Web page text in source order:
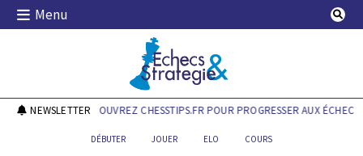
Skip
Menu
Echecs & Stratégie
NEWSLETTERDÉCOUVREZ CHESSTIPS.FR POUR PROGRESSER AUX ÉCHECS !
DÉBUTER JOUER ELO COURS